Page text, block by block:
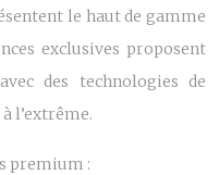
le haut de gamme
exclusives proposent
des technologies de
l’extrême.
premium :